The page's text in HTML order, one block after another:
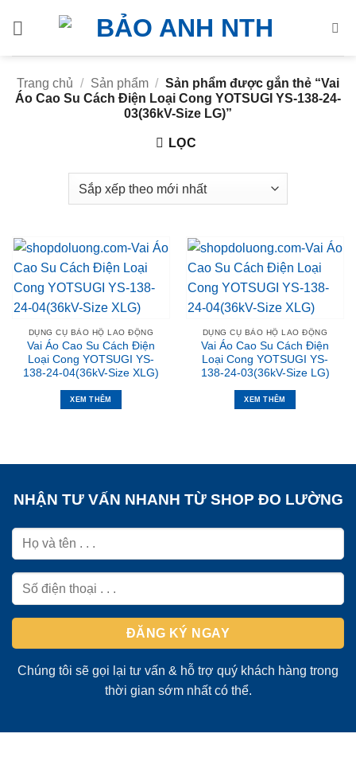
Trang chủ / Sản phẩm / Sản phẩm được gắn thẻ “Vai
Áo Cao Su Cách Điện Loại Cong YOTSUGI YS-138-24-
03(36kV-Size LG)”
LỌC
DỤNG CỤ BẢO HỘ LAO ĐỘNG
Vai Áo Cao Su Cách Điện
Loại Cong YOTSUGI YS-
138-24-04(36kV-Size XLG)
XEM THÊM
DỤNG CỤ BẢO HỘ LAO ĐỘNG
Vai Áo Cao Su Cách Điện
Loại Cong YOTSUGI YS-
138-24-03(36kV-Size LG)
XEM THÊM
NHẬN TƯ VẤN NHANH TỪ SHOP ĐO LƯỜNG
Chúng tôi sẽ gọi lại tư vấn & hỗ trợ quý khách hàng trong
thời gian sớm nhất có thể.